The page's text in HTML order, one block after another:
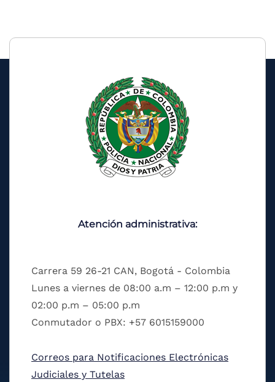
Atención administrativa:
Carrera 59 26-21 CAN, Bogotá - Colombia
Lunes a viernes de 08:00 a.m – 12:00 p.m y
02:00 p.m – 05:00 p.m
Conmutador o PBX: +57 6015159000
Correos para Notificaciones Electrónicas
Judiciales y Tutelas